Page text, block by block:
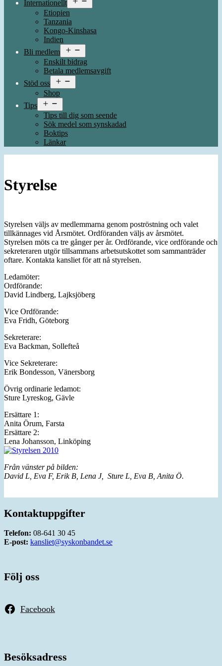
Internationellt
meny
Etiopien
Tanzania
Kongo-Kinshasa
Indien
Bli medlem
meny
Enskilt bidrag
Betala medlemsavgift
Stöd oss
meny
Shop
Tips
meny
Tips till dig som seende
Sök medel som synskadad
Boktips
Länkar
Styrelse
Styrelsen väljs av medlemmarna genom poströstning och valet
tillkännages vid Årsmötet. Ordföranden väljs av årsmötet.
Styrelsen möts ca tre gånger per år. Ordförande, vice ordförande och
sekreteraren utgör tillsammans arbetsutskottet som sammanträder
oftare. Kontakta kansliet för att nå styrelsen.
Ledamöter:
Ordförande:
David Lindberg, Lajksjöberg
Vice Ordförande:
Eva Fridh, Göteborg
Sekreterare:
Eva Backman, Sollefteå
Vice Sekreterare:
Erik Bondesson, Vänersborg
Övrig ordinarie ledamot:
Sture Lyreskog, Gävle
Ersättare 1:
Anita Örum, Farsta
Ersättare 2:
Lena Johansson, Linköping
Från vänster på bilden:
David L, Eva F, Erik B, Lena J,
Sture L, Eva B, Anita Ö.
Kontaktuppgifter
Telefon: 08-641 30 45
E-post: kansliet@syskonbandet.se
Följ oss
Facebook
Besöksadress